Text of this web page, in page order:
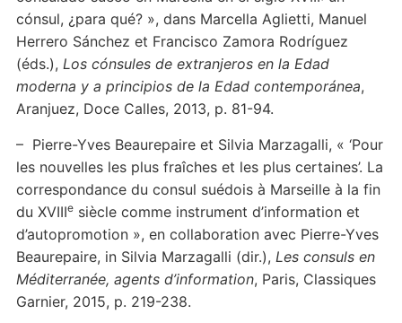
cónsul, ¿para qué? », dans Marcella Aglietti, Manuel
Herrero Sánchez et Francisco Zamora Rodríguez
(éds.), Los cónsules de extranjeros en la Edad
moderna y a principios de la Edad contemporánea,
Aranjuez, Doce Calles, 2013, p. 81-94.
– Pierre-Yves Beaurepaire et Silvia Marzagalli, « ‘Pour
les nouvelles les plus fraîches et les plus certaines’. La
correspondance du consul suédois à Marseille à la fin
du XVIIIesiècle comme instrument d’information et
d’autopromotion », en collaboration avec Pierre-Yves
Beaurepaire, in Silvia Marzagalli (dir.), Les consuls en
Méditerranée, agents d’information, Paris, Classiques
Garnier, 2015, p. 219-238.